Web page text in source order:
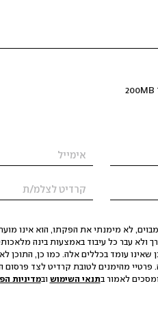
לא מימנתי את הפקתו, הוא אינו
שאינו עומד בכללים אלה. כמו כן, התוכן
מהימנים לטובת קרדיט לצד פרסום
לאמור בתנאי השימוש ובמדיניות